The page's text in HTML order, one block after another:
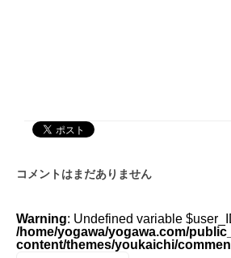
コメントはまだありません
Warning: Undefined variable
/home/yogawa/yogawa.com/
content/themes/youkaichi/